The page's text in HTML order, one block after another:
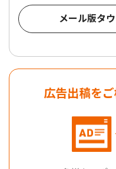
メール版タ
広告出稿を